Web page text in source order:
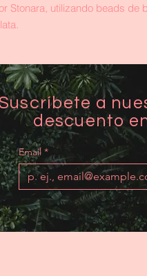
Stonara, utilizando beads de
a
descuento
Email *